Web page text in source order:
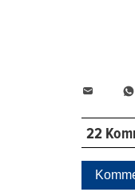
22